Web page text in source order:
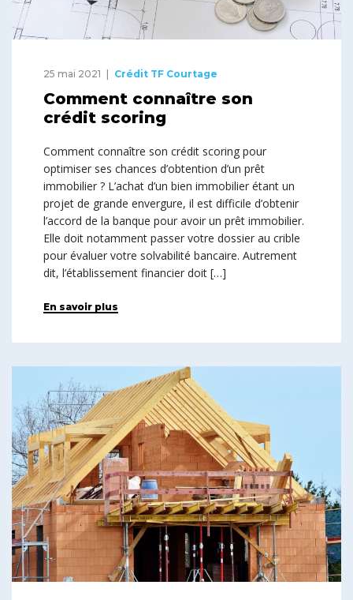
25 mai 2021 Crédit TF Courtage
Comment connaître son
crédit scoring
Comment connaître son crédit scoring pour
optimiser ses chances d’obtention d’un prêt
immobilier ? L’achat d’un bien immobilier étant un
projet de grande envergure, il est difficile d’obtenir
l’accord de la banque pour avoir un prêt immobilier.
Elle doit notamment passer votre dossier au crible
pour évaluer votre solvabilité bancaire. Autrement
dit, l’établissement financier doit […]
En savoir plus